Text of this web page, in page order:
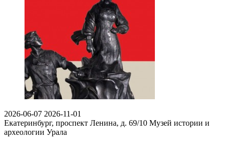
2026-06-07 2026-11-01
Екатеринбург, проспект Ленина, д. 69/10 Музей истории и
археологии Урала